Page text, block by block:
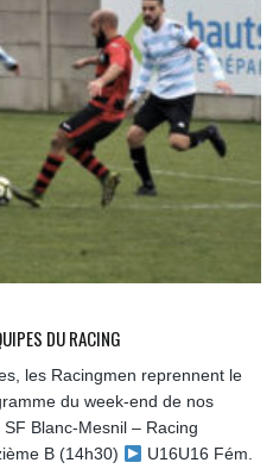
DU RACING
les Racingmen reprennent le
du week-end de nos
Blanc-Mesnil – Racing
B (14h30)
U16U16 Fém.